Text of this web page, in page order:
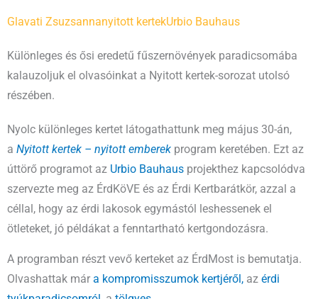
Glavati Zsuzsannanyitott kertekUrbio Bauhaus
Különleges és ősi eredetű fűszernövények paradicsomába
kalauzoljuk el olvasóinkat a Nyitott kertek-sorozat utolsó
részében.
Nyolc különleges kertet látogathattunk meg május 30-án,
a Nyitott kertek – nyitott emberek program keretében. Ezt az
úttörő programot az Urbio Bauhaus projekthez kapcsolódva
szervezte meg az ÉrdKöVE és az Érdi Kertbarátkör, azzal a
céllal, hogy az érdi lakosok egymástól leshessenek el
ötleteket, jó példákat a fenntartható kertgondozásra.
A programban részt vevő kerteket az ÉrdMost is bemutatja.
Olvashattak már a kompromisszumok kertjéről, az érdi